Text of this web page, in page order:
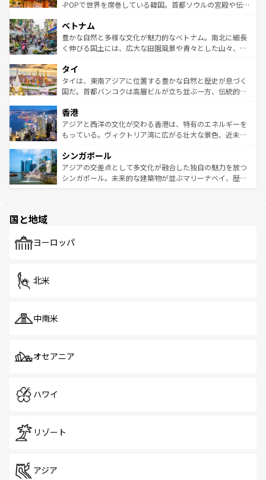
い。オーストラリアの多彩な魅力を存分に味わいつくそ
参照してほしい。
驚きをもたらしてくれる。また、奥深い台湾の食文化も魅
容にもいいと評判のスイーツなど、バラエティ豊かな料理
が味わえる。 なお、新着の台湾情報は コンテンツ一覧を参
照してほしい。
-POPで世界を席巻している韓国。首都ソウルの宮殿や伝統
き、地方に足を延ばせば四季折々の自然美を楽しむことが
できる。そして、キムチや焼肉、絶品のストリートフード
まで、さまざまな韓国料理が待っている。夜には、韓国な
リティに包まれながら、韓国の多彩な魅力を心ゆくまで味
わってみてほしい。 なお、新着の韓国情報はコンテンツ一
覧を参照してほしい。
ベトナム
豊かな自然と多様な文化が魅力的なベトナム。南北に細長
く伸びる国土には、広大な田園風景や青々とした山々、世
急速な発展と共に伝統が息づく。ハノイの古い町並みやホ
ーチミン市のフランス統治時代の建物も、独特の雰囲気を
醸し出している。また、バラエティの豊かさとおいしさで
とつ。フォーやバインミー、ベトナムコーヒーなどは、ぜ
ひ現地で味わいたい。どの地域を訪れてもあたたかい人々
が旅行者を迎えてくれるので、きっと忘れられない旅にな
参照してほしい。
タイ
タイは、東南アジアに位置する豊かな自然と歴史が息づく
国だ。首都バンコクは高層ビルが立ち並ぶ一方、伝統的な
の活気が交差している。北部ではチェンマイなどの山岳地
帯で自然と触れ合い、南部ではプーケットやクラビの美し
いビーチでリゾート気分を楽しむことができる。タイ料理
激する。気候は一年中温暖で、どの季節にも異なる楽しみ
が待っている。親しみやすいタイの人々、仏教を中心とし
た文化、そして多様な観光資源が、訪れる旅人を魅了し続
香港
アジアと西洋の文化が交わる香港は、特有のエネルギーを
もっている。ヴィクトリア湾に広がる壮大な景色、近未来
み、どこを訪れても感動するはず。観光スポットが密集し
ており、効率よく見どころを回れるのも魅力。息をのむよ
うな絶景から文化的な体験まで、香港を存分に楽しみ尽く
シンガポール
アジアの交差点として多文化が融合した独自の魅力を放つ
シンガポール。未来的な建築物が並ぶマリーナベイ、歴史
で、ホーカーズは地元の風情を楽しめる外せないスポット
国と地域
ヨーロッパ
北米
中南米
オセアニア
ハワイ
リゾート
アジア